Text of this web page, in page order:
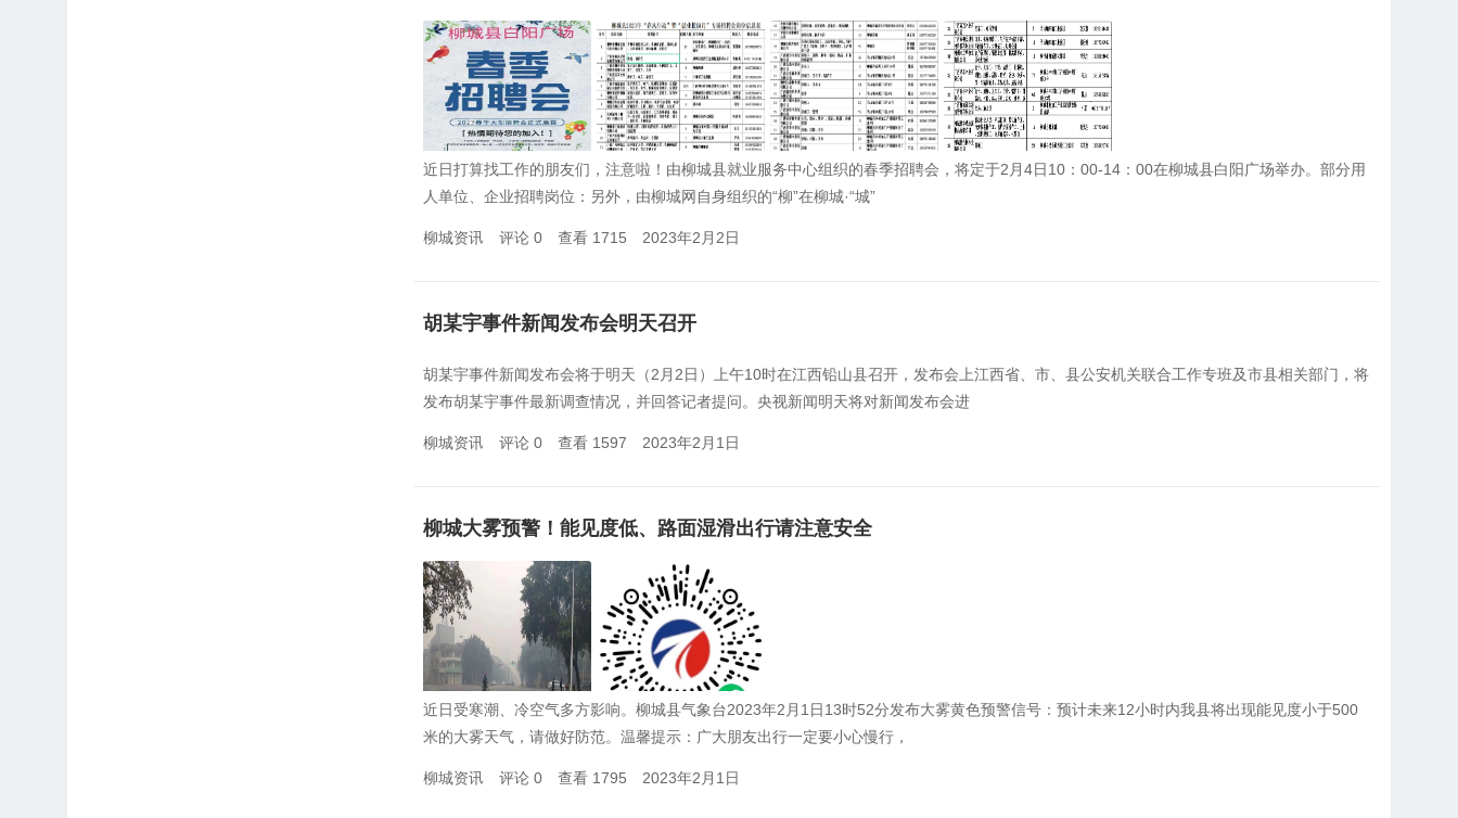
近日打算找工作的朋友们，注意啦！由柳城县就业服务中心组织的春季招聘会，将定于2月4日10：00-14：00在柳城县白阳广场举办。部分用
人单位、企业招聘岗位：另外，由柳城网自身组织的“柳”在柳城·“城”
柳城资讯 评论 0 查看 1715 2023年2月2日
胡某宇事件新闻发布会明天召开
胡某宇事件新闻发布会将于明天（2月2日）上午10时在江西铅山县召开，发布会上江西省、市、县公安机关联合工作专班及市县相关部门，将
发布胡某宇事件最新调查情况，并回答记者提问。央视新闻明天将对新闻发布会进
柳城资讯 评论 0 查看 1597 2023年2月1日
柳城大雾预警！能见度低、路面湿滑出行请注意安全
近日受寒潮、冷空气多方影响。柳城县气象台2023年2月1日13时52分发布大雾黄色预警信号：预计未来12小时内我县将出现能见度小于500
米的大雾天气，请做好防范。温馨提示：广大朋友出行一定要小心慢行，
柳城资讯 评论 0 查看 1795 2023年2月1日